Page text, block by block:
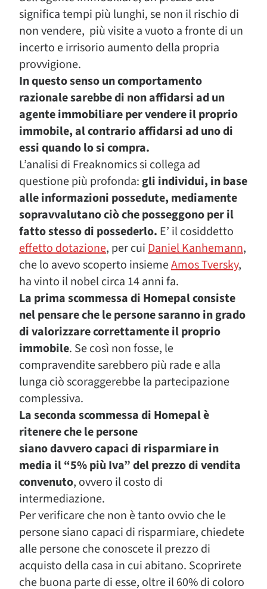
significa tempi più lunghi, se non il rischio di
non vendere, più visite a vuoto a fronte di un
incerto e irrisorio aumento della propria
provvigione.
In questo senso un comportamento
razionale sarebbe di non affidarsi ad un
agente immobiliare per vendere il proprio
immobile, al contrario affidarsi ad uno di
essi quando lo si compra.
L’analisi di Freaknomics si collega ad
questione più profonda:gli individui, in base
alle informazioni possedute, mediamente
sopravvalutano ciò che posseggono per il
fatto stesso di possederlo. E’ il cosiddetto
effetto dotazione, per cuiDaniel Kanhemann,
che lo avevo scoperto insiemeAmos Tversky,
ha vinto il nobel circa 14 anni fa.
La prima scommessa di Homepal consiste
nel pensare che le persone saranno in grado
di valorizzare correttamente il proprio
immobile. Se così non fosse, le
compravendite sarebbero più rade e alla
lunga ciò scoraggerebbe la partecipazione
complessiva.
La seconda scommessa di Homepal è
ritenere che le persone
siano davvero capaci di risparmiare in
media il “5% più Iva” del prezzo di vendita
convenuto, ovvero il costo di
intermediazione.
Per verificare che non è tanto ovvio che le
persone siano capaci di risparmiare, chiedete
alle persone che conoscete il prezzo di
acquisto della casa in cui abitano. Scoprirete
che buona parte di esse, oltre il 60% di coloro